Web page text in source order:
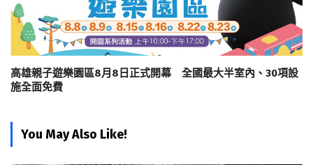
高雄親子遊樂園區8月8日正式開幕 全國最大半室內、30項設
施全面免費
You May Also Like!